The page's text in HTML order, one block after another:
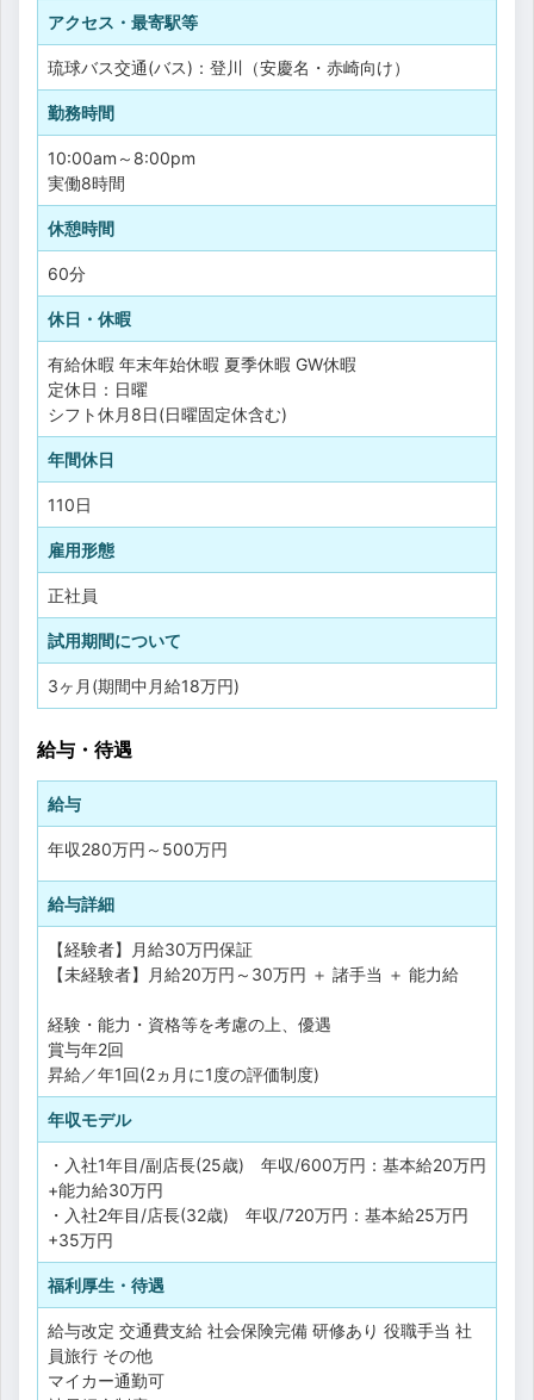
アクセス・最寄駅等
琉球バス交通(バス)：登川（安慶名・赤崎向け）
勤務時間
10:00am～8:00pm
実働8時間
休憩時間
60分
休日・休暇
有給休暇 年末年始休暇 夏季休暇 GW休暇
定休日：日曜
シフト休月8日(日曜固定休含む)
年間休日
110日
雇用形態
正社員
試用期間について
3ヶ月(期間中月給18万円)
給与・待遇
給与
年収280万円 ～ 500万円
給与詳細
【経験者】月給30万円保証
【未経験者】月給20万円～30万円 ＋ 諸手当 ＋ 能力給
経験・能力・資格等を考慮の上、優遇
賞与年2回
昇給／年1回(2ヵ月に1度の評価制度)
年収モデル
・入社1年目/副店長(25歳) 年収/600万円：基本給20万円
+能力給30万円
・入社2年目/店長(32歳) 年収/720万円：基本給25万円
+35万円
福利厚生・待遇
給与改定 交通費支給 社会保険完備 研修あり 役職手当 社
員旅行 その他
マイカー通勤可